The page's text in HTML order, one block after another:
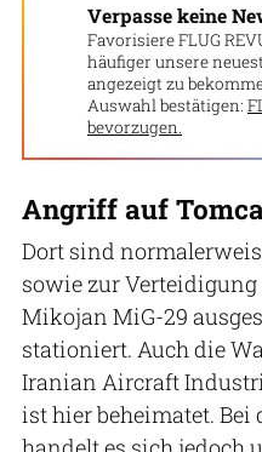
Verpasse keine
Favorisiere FLUG
häufiger unsere
angezeigt zu
Auswahl bestätigen:
bevorzugen.
Angriff auf
Dort sind
sowie zur
Mikojan MiG-29
stationiert. Auch die
Iranian Aircraft
ist hier beheimatet. Bei